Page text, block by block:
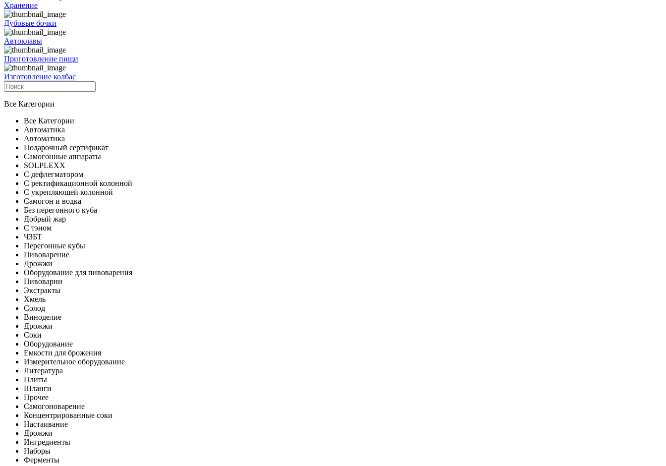
Хранение
Дубовые бочки
Автоклавы
Приготовление пищи
Изготовление колбас
Все Категории
Все Категории
Автоматика
Автоматика
Подарочный сертификат
Самогонные аппараты
SOLPLEXX
С дефлегматором
С ректификационной колонной
С укрепляющей колонной
Самогон и водка
Без перегонного куба
Добрый жар
С тэном
ЧЗБТ
Перегонные кубы
Пивоварение
Дрожжи
Оборудование для пивоварения
Пивоварни
Экстракты
Хмель
Солод
Виноделие
Дрожжи
Соки
Оборудование
Емкости для брожения
Измерительное оборудование
Литература
Плиты
Шланги
Прочее
Самогоноварение
Концентрированные соки
Настаивание
Дрожжи
Ингредиенты
Наборы
Ферменты